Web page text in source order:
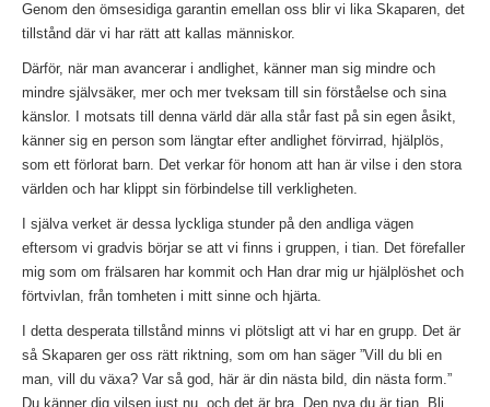
Genom den ömsesidiga garantin emellan oss blir vi lika Skaparen, det
tillstånd där vi har rätt att kallas människor.
Därför, när man avancerar i andlighet, känner man sig mindre och
mindre självsäker, mer och mer tveksam till sin förståelse och sina
känslor. I motsats till denna värld där alla står fast på sin egen åsikt,
känner sig en person som längtar efter andlighet förvirrad, hjälplös,
som ett förlorat barn. Det verkar för honom att han är vilse i den stora
världen och har klippt sin förbindelse till verkligheten.
I själva verket är dessa lyckliga stunder på den andliga vägen
eftersom vi gradvis börjar se att vi finns i gruppen, i tian. Det förefaller
mig som om frälsaren har kommit och Han drar mig ur hjälplöshet och
förtvivlan, från tomheten i mitt sinne och hjärta.
I detta desperata tillstånd minns vi plötsligt att vi har en grupp. Det är
så Skaparen ger oss rätt riktning, som om han säger ”Vill du bli en
man, vill du växa? Var så god, här är din nästa bild, din nästa form.”
Du känner dig vilsen just nu, och det är bra. Den nya du är tian. Bli